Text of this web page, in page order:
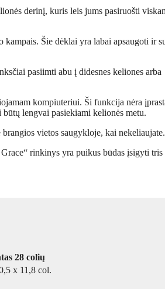
derinį, kuris leis jums pasiruošti
Šie dėklai yra labai apsaugoti ir
pasiimti abu į didesnes keliones arba
kompiuteriui. Ši funkcija nėra
lengvai pasiekiami kelionės metu.
vietos saugykloje, kai nekeliaujate.
rinkinys yra puikus būdas įsigyti
28 colių
x 11,8 col.